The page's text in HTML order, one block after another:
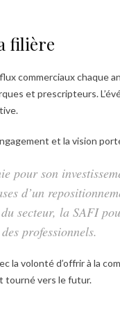
filière
commerciaux chaque
et prescripteurs.
et la vision
pour son
d’un
secteur, la SAFI
professionnels.
la volonté d’offrir à la
tourné vers le futur.